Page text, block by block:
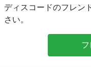
ディスコードのフレン
さい。